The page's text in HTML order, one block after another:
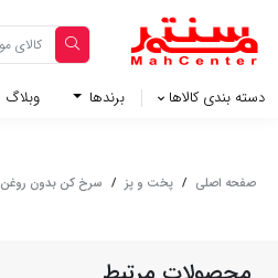
دسته بندی کالاها برندها وبلاگ‌
صفحه اصلی / پخت و پز / سرخ کن بدون روغن